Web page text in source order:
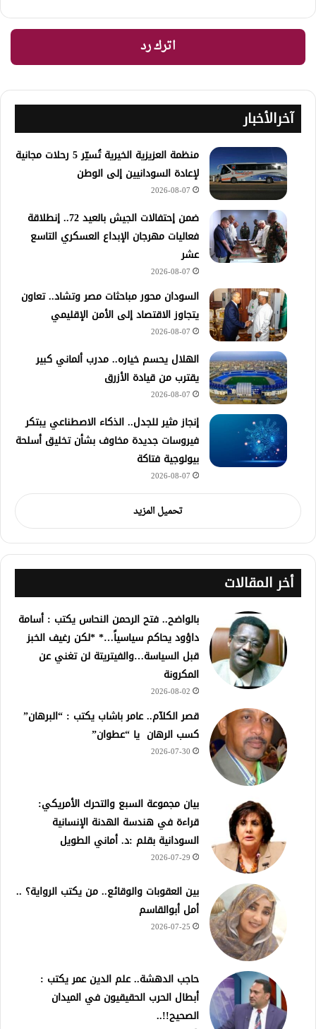
اترك رد
آخرالأخبار
منظمة العزيزية الخيرية تُسيّر 5 رحلات مجانية
لإعادة السودانيين إلى الوطن
2026-08-07
ضمن إحتفالات الجيش بالعيد 72.. إنطلاقة
فعاليات مهرجان الإبداع العسكري التاسع
عشر
2026-08-07
السودان محور مباحثات مصر وتشاد.. تعاون
يتجاوز الاقتصاد إلى الأمن الإقليمي
2026-08-07
الهلال يحسم خياره.. مدرب ألماني كبير
يقترب من قيادة الأزرق
2026-08-07
إنجاز مثير للجدل.. الذكاء الاصطناعي يبتكر
فيروسات جديدة مخاوف بشأن تخليق أسلحة
بيولوجية فتاكة
2026-08-07
تحميل المزيد
أخر المقالات
بالواضح.. فتح الرحمن النحاس يكتب : أسامة
داؤود يحاكم سياسياً…* *لكن رغيف الخبز
قبل السياسة…والفيتريتة لن تغني عن
المكرونة
2026-08-02
قصر الكلآم.. عامر باشاب يكتب : “البرهان”
كسب الرهان يا “عطوان”
2026-07-30
بيان مجموعة السبع والتحرك الأمريكي:
قراءة في هندسة الهدنة الإنسانية
السودانية بقلم :د. أماني الطويل
2026-07-29
بين العقوبات والوقائع.. من يكتب الرواية؟ ..
أمل أبوالقاسم
2026-07-25
حاجب الدهشة.. علم الدين عمر يكتب :
أبطال الحرب الحقيقيون في الميدان
الصحيح!!..